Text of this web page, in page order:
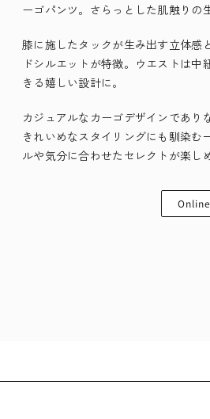
ーゴパンツ。さらっとした肌触りの
膝に施したタックが生み出す立体感
ドシルエットが特徴。ウエストは
きる嬉しい設計に。
カジュアルなカーゴデザインであり
きれいめなスタイリングにも馴染む
ルや気分に合わせたセレクトが楽し